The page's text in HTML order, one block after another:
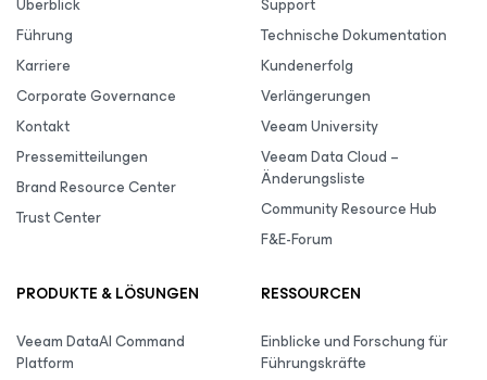
Führung
Karriere
Corporate Governance
Kontakt
Pressemitteilungen
Brand Resource Center
Trust Center
Technische Dokumentation
Kundenerfolg
Verlängerungen
Veeam University
Veeam Data Cloud –
Änderungsliste
Community Resource Hub
F&E-Forum
PRODUKTE & LÖSUNGEN
Veeam DataAI Command
Platform
RESSOURCEN
Einblicke und Forschung für
Führungskräfte